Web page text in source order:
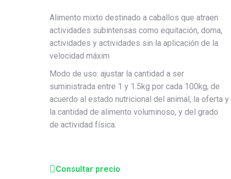
Alimento mixto destinado a caballos que atraen
actividades subintensas como equitación, doma,
actividades y actividades sin la aplicación de la
velocidad máxim
Modo de uso: ajustar la cantidad a ser
suministrada entre 1 y 1.5kg por cada 100kg, de
acuerdo al estado nutricional del animal, la oferta y
la cantidad de alimento voluminoso, y del grado
de actividad física.
Consultar precio